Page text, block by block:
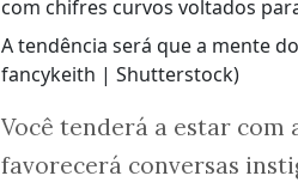
A tendência será que a mente
fancykeith | Shutterstock)
Você tenderá a estar com
favorecerá conversas